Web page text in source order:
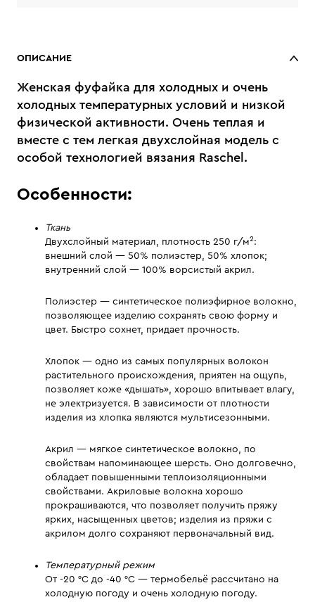
ОПИСАНИЕ
Женская фуфайка для холодных и очень
холодных температурных условий и низкой
физической активности. Очень теплая и
вместе с тем легкая двухслойная модель с
особой технологией вязания Raschel.
Особенности:
Ткань
Двухслойный материал, плотность 250 г/м2 :
внешний слой — 50% полиэстер, 50% хлопок;
внутренний слой — 100% ворсистый акрил.
Полиэстер — синтетическое полиэфирное волокно,
позволяющее изделию сохранять свою форму и
цвет. Быстро сохнет, придает прочность.
Хлопок — одно из самых популярных волокон
растительного происхождения, приятен на ощупь,
позволяет коже «дышать», хорошо впитывает влагу,
не электризуется. В зависимости от плотности
изделия из хлопка являются мультисезонными.
Акрил — мягкое синтетическое волокно, по
свойствам напоминающее шерсть. Оно долговечно,
обладает повышенными теплоизоляционными
свойствами. Акриловые волокна хорошо
прокрашиваются, что позволяет получить пряжу
ярких, насыщенных цветов; изделия из пряжи с
акрилом долго сохраняют первоначальный вид.
Температурный режим
От -20 °C до -40 °C — термобельё рассчитано на
холодную погоду и очень холодную погоду.